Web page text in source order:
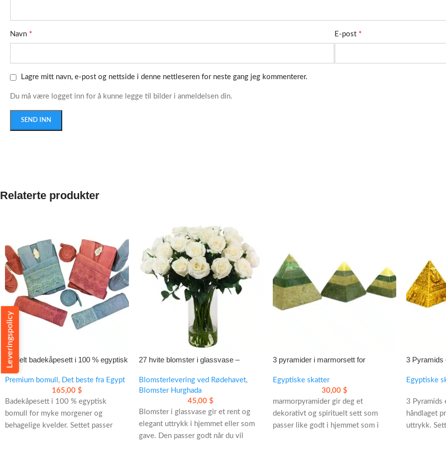
Navn * E-post *
Lagre mitt navn, e-post og nettside i denne nettleseren for neste gang jeg kommenterer.
Du må være logget inn for å kunne legge til bilder i anmeldelsen din.
Relaterte produkter
10-delt badekåpesett i 100 % egyptisk
bomull
Premium bomull , Det beste fra Egypt
165,00 $
Badekåpesett i 100 % egyptisk
bomull for myke morgener og
behagelige kvelder. Settet passer
27 hvite blomster i glassvase –
uttrykk
Blomsterlevering ved Rødehavet,
Blomster Hurghada
45,00$
Blomster i glassvase gir et rent og
elegant uttrykk i hjemmet eller som
gave. Den passer godt når du vil
3 pyramider i marmorsett for
Egyptiske skatter
30,00 $
marmorpyramider gir deg et
dekorativt og spirituelt sett som
passer like godt i hjemmet som i
3 Pyramids
Egyptiske
3 Pyramids
håndlaget
uttrykk.
Leveringspolicy